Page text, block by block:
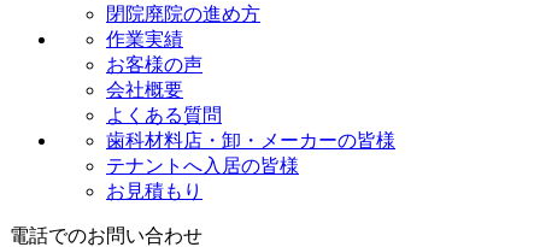
閉院廃院の進め方
作業実績
お客様の声
会社概要
よくある質問
歯科材料店・卸・メーカーの皆様
テナントへ入居の皆様
お見積もり
電話でのお問い合わせ